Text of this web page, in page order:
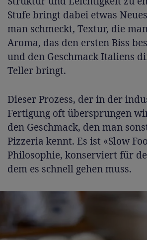
Stufe bringt dabei etwas
man schmeckt, Textur, die
Aroma, das den ersten Biss
und den Geschmack Italiens
Teller bringt.
Dieser Prozess, der in der
Fertigung oft übersprungen
den Geschmack, den man
Pizzeria kennt. Es ist «Slow
Philosophie, konserviert für
dem es schnell gehen muss.